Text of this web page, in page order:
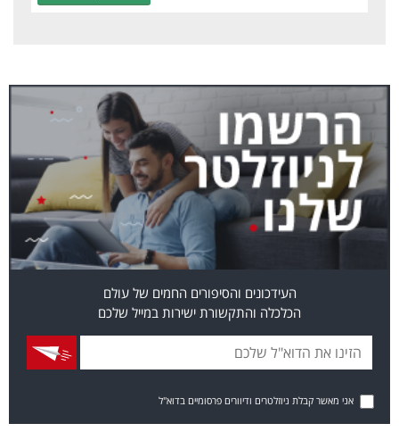
העידכונים והסיפורים החמים של עולם
הכלכלה והתקשורת ישירות במייל שלכם
אני מאשר קבלת ניוזלטרים ודיוורים פרסומיים בדוא"ל